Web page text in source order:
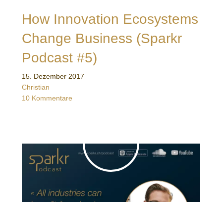
How Innovation Ecosystems
Change Business (Sparkr
Podcast #5)
15. Dezember 2017
Christian
10 Kommentare